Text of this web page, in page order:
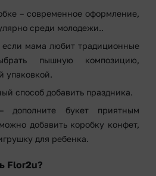
– современное оформление,
среди молодежи..
если мама любит традиционные
пышную композицию,
упаковкой.
способ добавить праздника.
букет приятным
добавить коробку конфет,
для ребенка.
Flor2u?